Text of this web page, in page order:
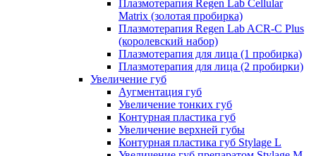
Плазмотерапия Regen Lab Cellular
Matrix (золотая пробирка)
Плазмотерапия Regen Lab ACR-C Plus
(королевский набор)
Плазмотерапия для лица (1 пробирка)
Плазмотерапия для лица (2 пробирки)
Увеличение губ
Аугментация губ
Увеличение тонких губ
Контурная пластика губ
Увеличение верхней губы
Контурная пластика губ Stylage L